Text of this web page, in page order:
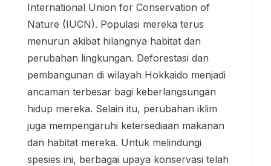
International Union for Conservation of
Nature (IUCN). Populasi mereka terus
menurun akibat hilangnya habitat dan
perubahan lingkungan. Deforestasi dan
pembangunan di wilayah Hokkaido menjadi
ancaman terbesar bagi keberlangsungan
hidup mereka. Selain itu, perubahan iklim
juga mempengaruhi ketersediaan makanan
dan habitat mereka. Untuk melindungi
spesies ini, berbagai upaya konservasi telah